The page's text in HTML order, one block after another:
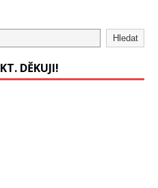
Hledat
DĚKUJI!